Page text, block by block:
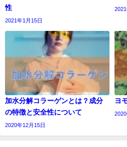
性
2021年1月15日
加水分解コラーゲンとは？成分
の特徴と安全性について
2020年12月15日
ヨ